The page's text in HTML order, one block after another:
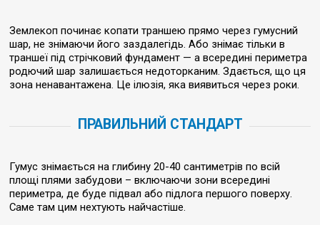
Землекоп починає копати траншею прямо через гумусний
шар, не знімаючи його заздалегідь. Або знімає тільки в
траншеї під стрічковий фундамент — а всередині периметра
родючий шар залишається недоторканим. Здається, що ця
зона ненавантажена. Це ілюзія, яка виявиться через роки.
ПРАВИЛЬНИЙ СТАНДАРТ
Гумус знімається на глибину 20-40 сантиметрів по всій
площі плями забудови – включаючи зони всередині
периметра, де буде підвал або підлога першого поверху.
Саме там цим нехтують найчастіше.